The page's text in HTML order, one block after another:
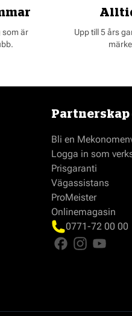
som är
Upp till 5 års
Partnerskap
Bli en
Logga in som
Prisgaranti
Vägassistans
ProMeister
Onlinemagasin
0771-72 00 00